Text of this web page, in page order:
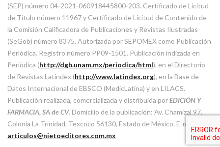
(SEP) número 04-2021-060918445800-203. Certificado de Licitud
de Título número 11967 y Certificado de Licitud de Contenido de
la Comisión Calificadora de Publicaciones y Revistas Ilustradas
(SeGob) número 8375. Autorizada por SEPOMEX como Publicación
Periódica. Registro número PP09-1501. Publicación indizada en
Periódica (http://dgb.unam.mx/periodica/html), en el Directorio
de Revistas Latindex (http://www.latindex.org), en la Base de
Datos Internacional de EBSCO (MedicLatina) y en LILACS.
Publicación realizada, comercializada y distribuida porEDICIÓN Y
FARMACIA, SA de CV. Domicilio de la publicación: Av. Chamizal 97,
Colonia La Trinidad, Texcoco 56130, Estado de México. E-mail:
articulos@nietoeditores.com.mx